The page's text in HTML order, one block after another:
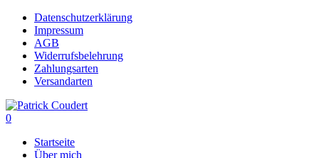
Skip
main
content
Datenschutzerklärung
Impressum
AGB
Widerrufsbelehrung
Zahlungsarten
Versandarten
search
0
Startseite
Über mich